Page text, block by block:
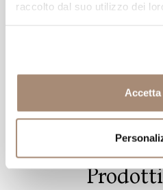
raccolto dal suo utilizzo dei
AMEN
€ 26,91